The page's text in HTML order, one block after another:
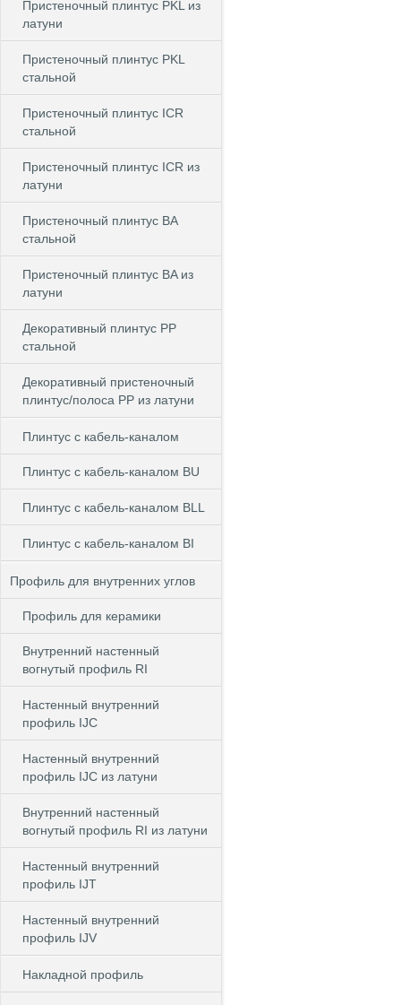
Пристеночный плинтус PKL из
латуни
Пристеночный плинтус PKL
стальной
Пристеночный плинтус ICR
стальной
Пристеночный плинтус ICR из
латуни
Пристеночный плинтус BA
стальной
Пристеночный плинтус BA из
латуни
Декоративный плинтус PP
стальной
Декоративный пристеночный
плинтус/полоса PP из латуни
Плинтус с кабель-каналом
Плинтус с кабель-каналом BU
Плинтус с кабель-каналом BLL
Плинтус с кабель-каналом BI
Профиль для внутренних углов
Профиль для керамики
Внутренний настенный
вогнутый профиль RI
Настенный внутренний
профиль IJC
Настенный внутренний
профиль IJC из латуни
Внутренний настенный
вогнутый профиль RI из латуни
Настенный внутренний
профиль IJT
Настенный внутренний
профиль IJV
Накладной профиль